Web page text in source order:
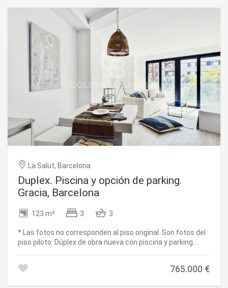
La Salut, Barcelona
Duplex. Piscina y opción de parking.
Gracia, Barcelona
123 m² 3 3
* Las fotos no corresponden al piso original. Son fotos del
piso piloto. Dúplex de obra nueva con piscina y parking
residenciales de Gràcia, donde el diseño contemporáneo
765.000 €